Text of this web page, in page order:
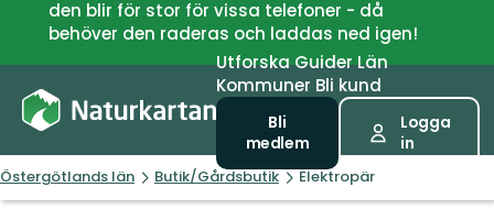
den blir för stor för vissa telefoner - då
behöver den raderas och laddas ned igen!
UtforskaGuiderLän
Kommuner Bli kund
Bli
medlem
Logga
in
Östergötlands län Butik/Gårdsbutik Elektropär